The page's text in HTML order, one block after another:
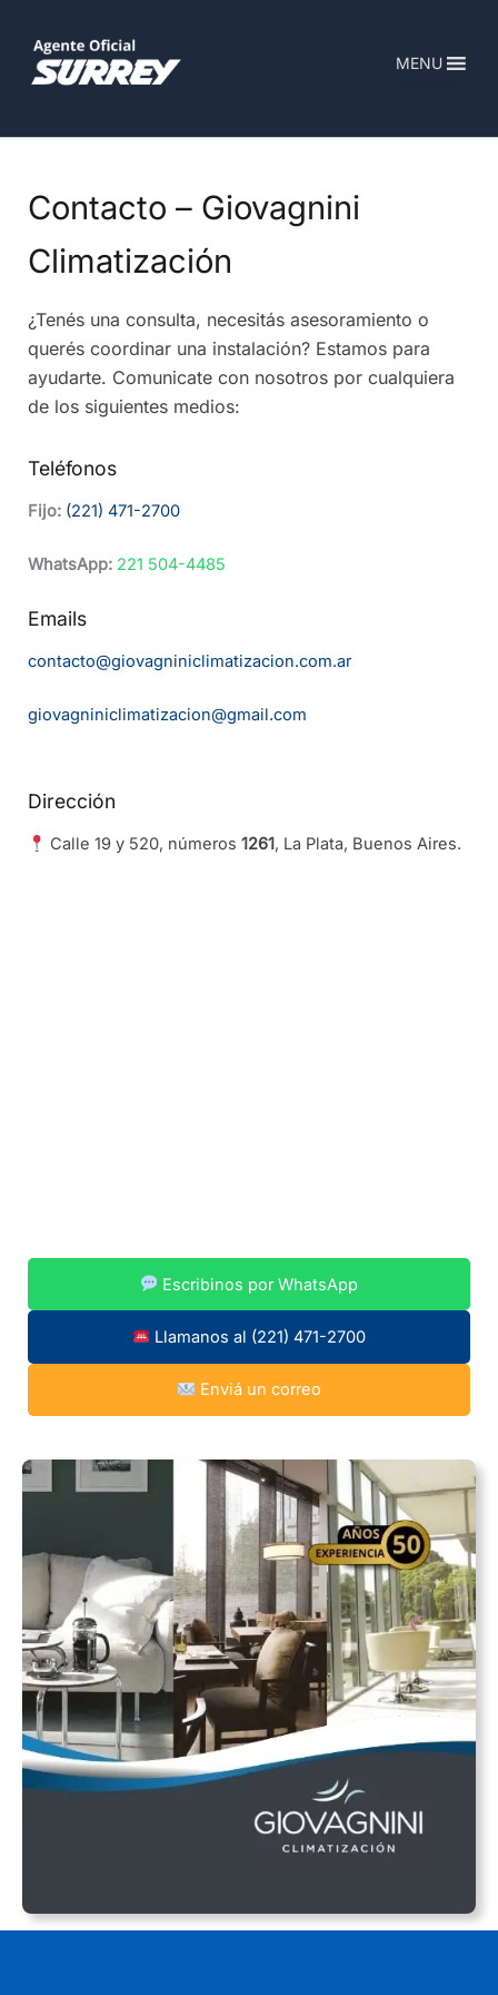
contenido
MENU
Contacto – Giovagnini
Climatización
¿Tenés una consulta, necesitás asesoramiento o
querés coordinar una instalación? Estamos para
ayudarte. Comunicate con nosotros por cualquiera
de los siguientes medios:
Teléfonos
Fijo: (221) 471-2700
WhatsApp: 221 504-4485
Emails
contacto@giovagniniclimatizacion.com.ar
giovagniniclimatizacion@gmail.com
Dirección
Calle 19 y 520, números1261, La Plata, Buenos Aires.
Escribinos por WhatsApp
Llamanos al (221) 471-2700
Enviá un correo